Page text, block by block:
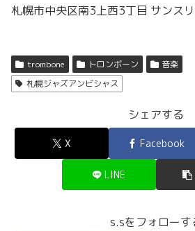
札幌市中央区南3上西3丁目 サンス
trombone トロンボーン
音楽
札幌ジャズアンビシャス
シェアする
X Facebook
LINE
s.sをフォローす